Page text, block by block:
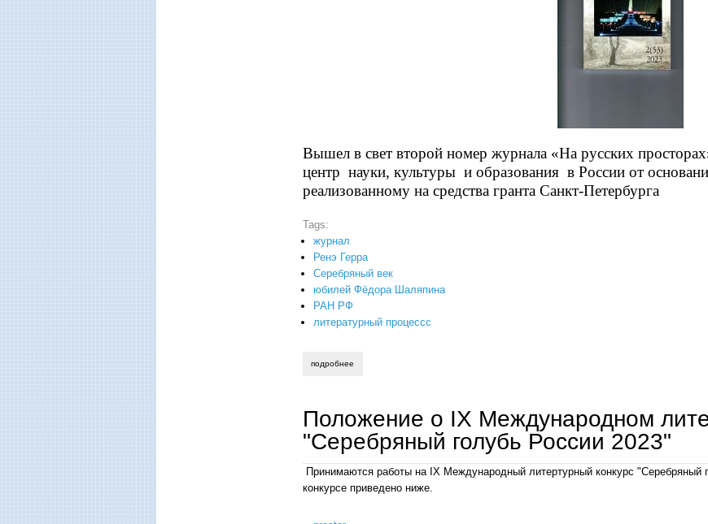
Вышел в свет второй номер журнала «На русских
центр науки, культуры и образования в России от
реализованному на средства гранта Санкт-Петербурга
Tags:
журнал
Ренэ Герра
Серебряный век
юбилей Фёдора Шаляпина
РАН РФ
литературный процессс
подробнее
Положение о IX Международном
"Серебряный голубь России 2023"
Принимаются работы на IX Международный литертурный конкурс
конкурсе приведено ниже.